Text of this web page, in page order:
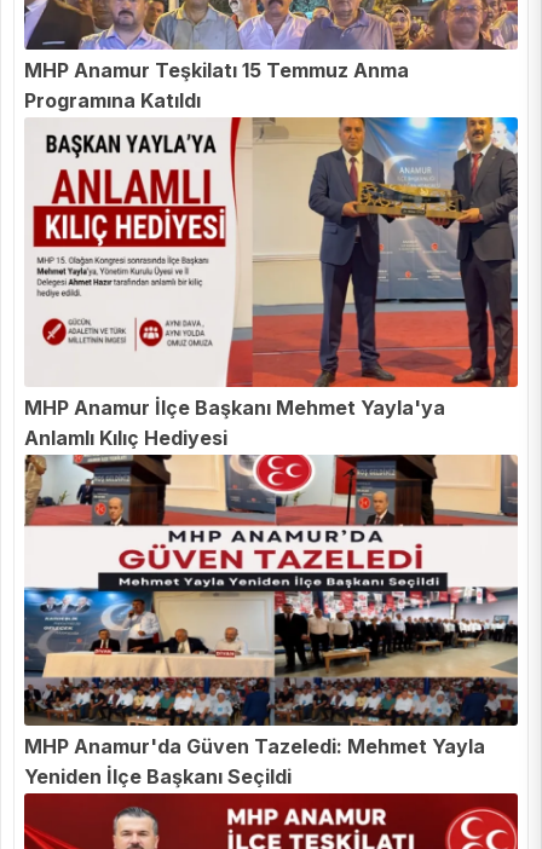
MHP Anamur Teşkilatı 15 Temmuz Anma
Programına Katıldı
MHP Anamur İlçe Başkanı Mehmet Yayla'ya
Anlamlı Kılıç Hediyesi
MHP Anamur'da Güven Tazeledi: Mehmet Yayla
Yeniden İlçe Başkanı Seçildi